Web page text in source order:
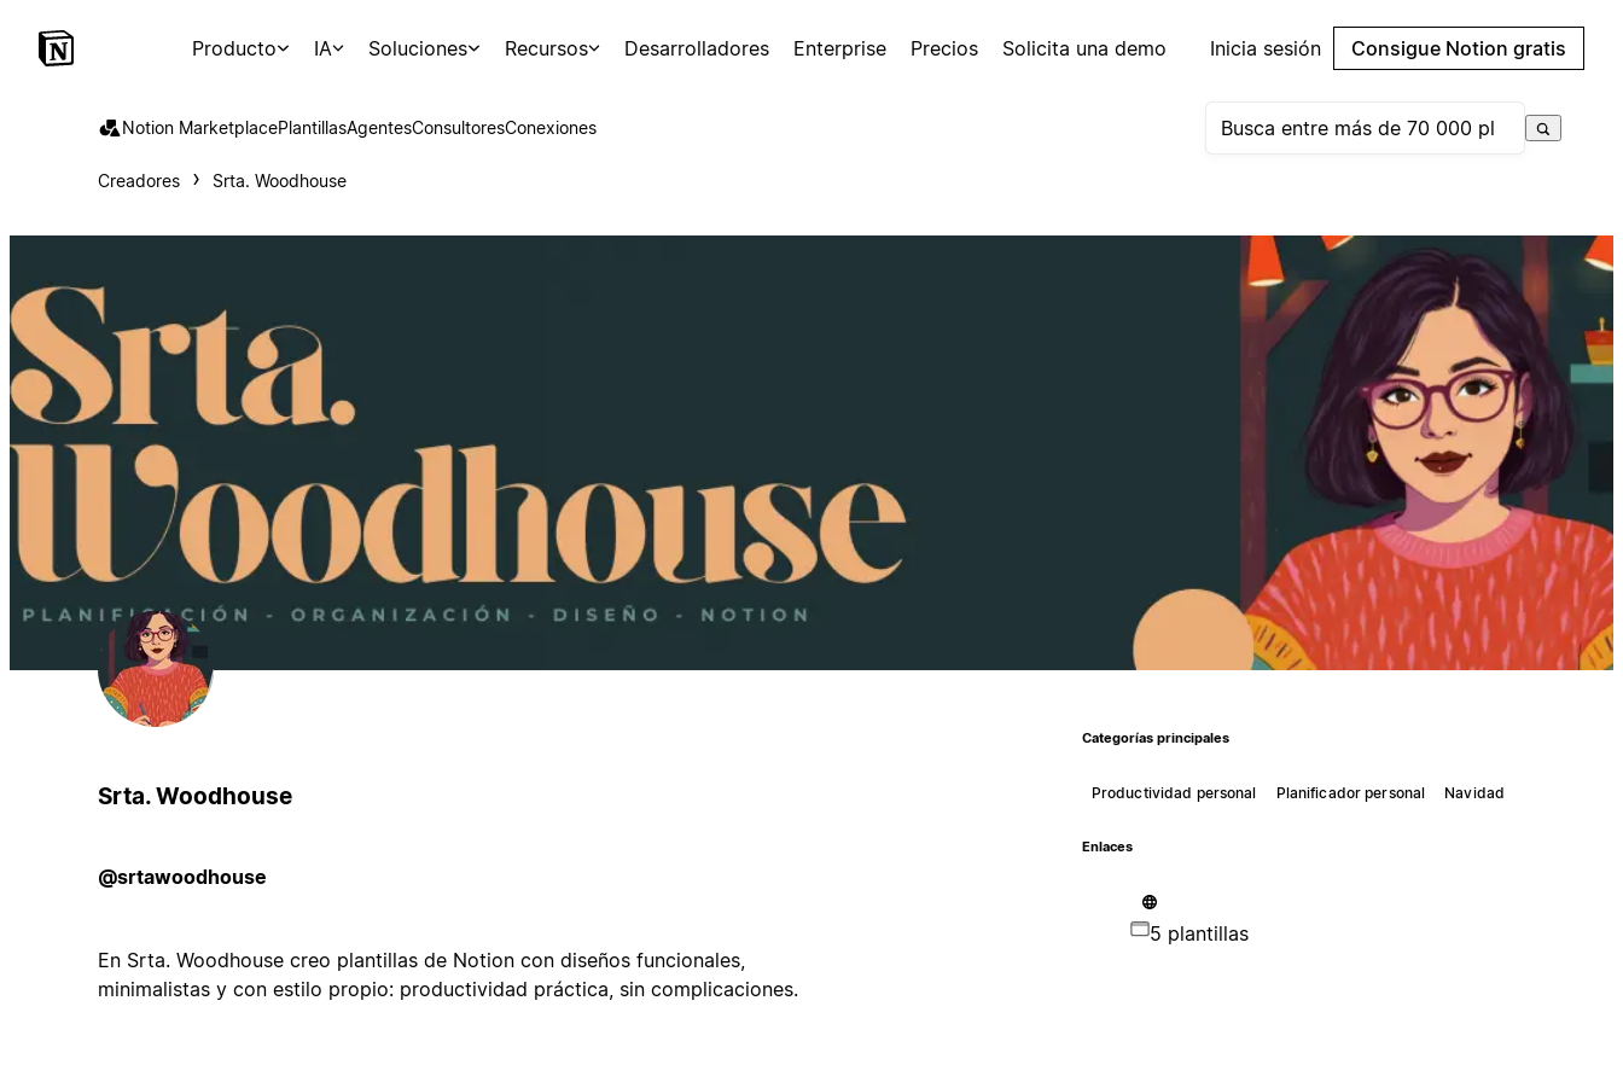
Producto IA Soluciones Recursos Desarrolladores Enterprise Precios Solicita una demo Inicia sesión Consigue Notion gratis
Notion MarketplacePlantillasAgentesConsultoresConexiones
Creadores Srta. Woodhouse
Srta. Woodhouse
@srtawoodhouse
En Srta. Woodhouse creo plantillas de Notion con diseños funcionales,
minimalistas y con estilo propio: productividad práctica, sin complicaciones.
Categorías principales
Productividad personal Planificador personal Navidad
Enlaces
5 plantillas